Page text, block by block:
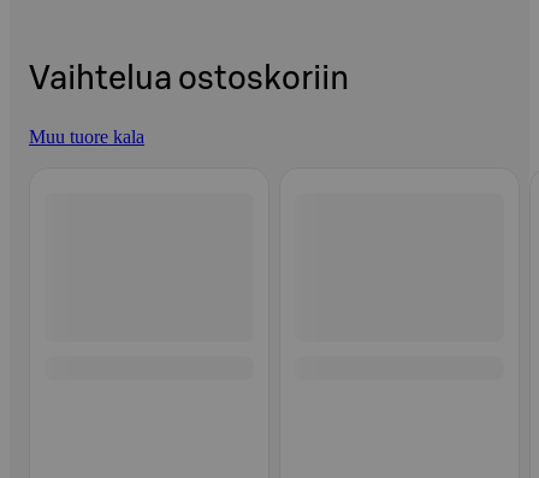
Vaihtelua ostoskoriin
Muu tuore kala